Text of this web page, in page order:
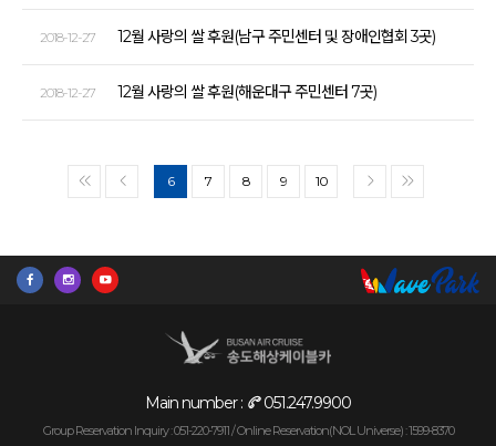
2018-12-27 12월 사랑의 쌀 후원(남구 주민센터 및 장애인협회 3곳)
2018-12-27 12월 사랑의 쌀 후원(해운대구 주민센터 7곳)
<< < 6 7 8 9 10 > >>
Main number : 051.247.9900
Group Reservation Inquiry : 051-220-7911 /Online Reservation(NOL Universe) : 1599-8370